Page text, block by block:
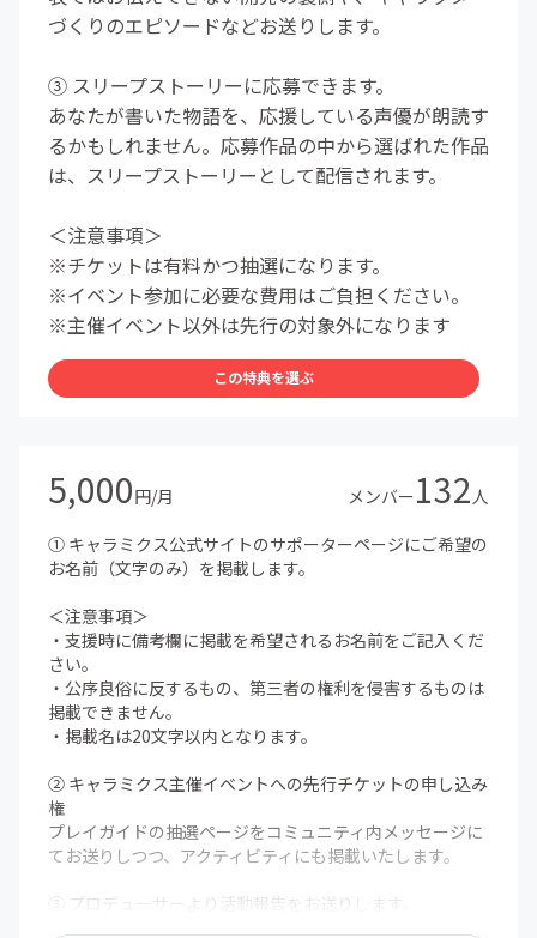
づくりのエピソードなどお送りします。
③ スリープストーリーに応募できます。
あなたが書いた物語を、応援している声優が朗読す
るかもしれません。応募作品の中から選ばれた作品
は、スリープストーリーとして配信されます。
＜注意事項＞
※チケットは有料かつ抽選になります。
※イベント参加に必要な費用はご負担ください。
※主催イベント以外は先行の対象外になります
この特典を選ぶ
5,000円/月 メンバー132人
① キャラミクス公式サイトのサポーターページにご希望の
お名前（文字のみ）を掲載します。
＜注意事項＞
・支援時に備考欄に掲載を希望されるお名前をご記入くだ
さい。
・公序良俗に反するもの、第三者の権利を侵害するものは
掲載できません。
・掲載名は20文字以内となります。
② キャラミクス主催イベントへの先行チケットの申し込み
権
プレイガイドの抽選ページをコミュニティ内メッセージに
てお送りしつつ、アクティビティにも掲載いたします。
③ プロデューサーより活動報告をお送りします。